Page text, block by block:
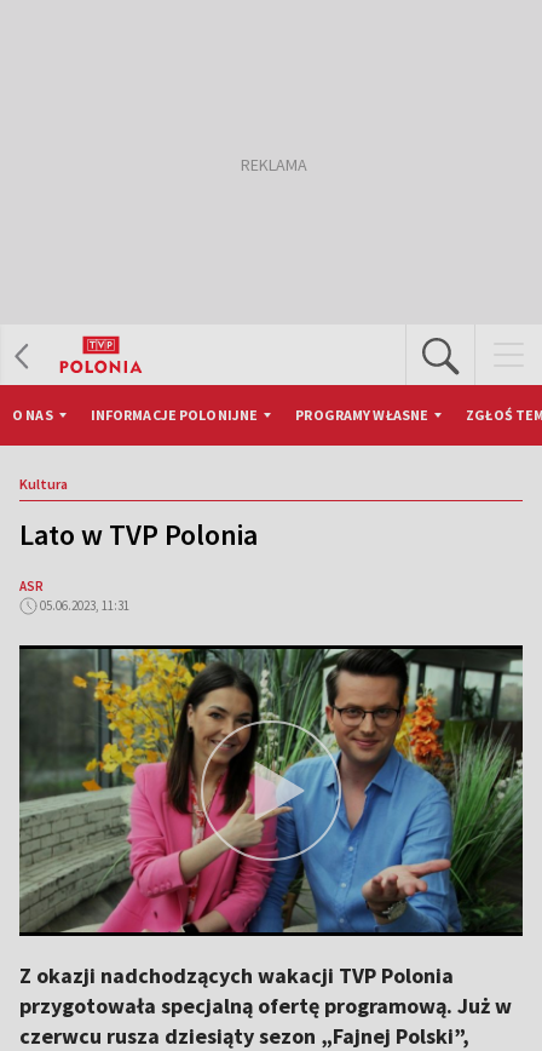
O NAS INFORMACJE POLONIJNE PROGRAMY WŁASNE ZGŁOŚ
Kultura
Lato w TVP Polonia
ASR
05.06.2023, 11:31
Z okazji nadchodzących wakacji TVP Polonia
przygotowała specjalną ofertę programową. Już w
czerwcu rusza dziesiąty sezon „Fajnej Polski”,